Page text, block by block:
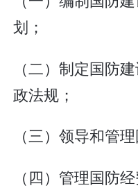
划；
（二）制定国防
政法规；
（三）领导和管
（四）管理国防